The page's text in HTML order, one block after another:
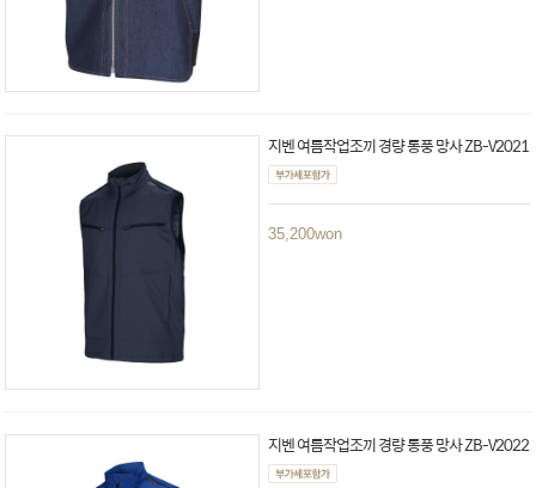
지벤 여름작업조끼 경량 통풍 망사 ZB-V2021
35,200won
지벤 여름작업조끼 경량 통풍 망사 ZB-V2022